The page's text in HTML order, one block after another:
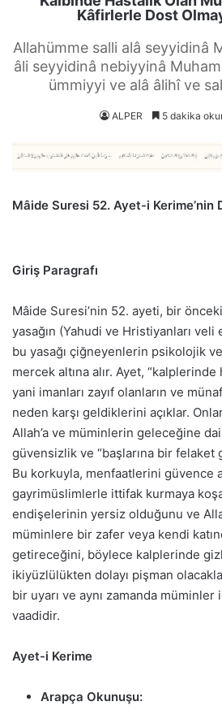
Kâfirlerle Dost
Allahümme salli alâ seyyidinâ
âli seyyidinâ nebiyyinâ
ümmiyyi ve alâ âlihî ve
ALPER 5 dakika
Mâide Suresi 52. Ayet-i Kerime’nin
Giriş Paragrafı
Mâide Suresi’nin 52. ayeti, bir
yasağın (Yahudi ve Hristiyanları veli
bu yasağı çiğneyenlerin psikolojik
mercek altına alır. Ayet, “kalplerinde
yani imanları zayıf olanların ve
neden karşı geldiklerini açıklar.
Allah’a ve müminlerin geleceğine
güvensizlik ve “başlarına bir felaket
Bu korkuyla, menfaatlerini güvence
gayrimüslimlerle ittifak kurmaya
endişelerinin yersiz olduğunu ve
müminlere bir zafer veya kendi
getireceğini, böylece kalplerinde
ikiyüzlülükten dolayı pişman
bir uyarı ve aynı zamanda
vaadidir.
Ayet-i Kerime
Arapça Okunuşu: